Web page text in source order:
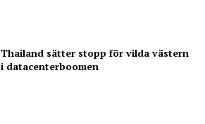
Thailand sätter stopp för vilda västern
i datacenterboomen